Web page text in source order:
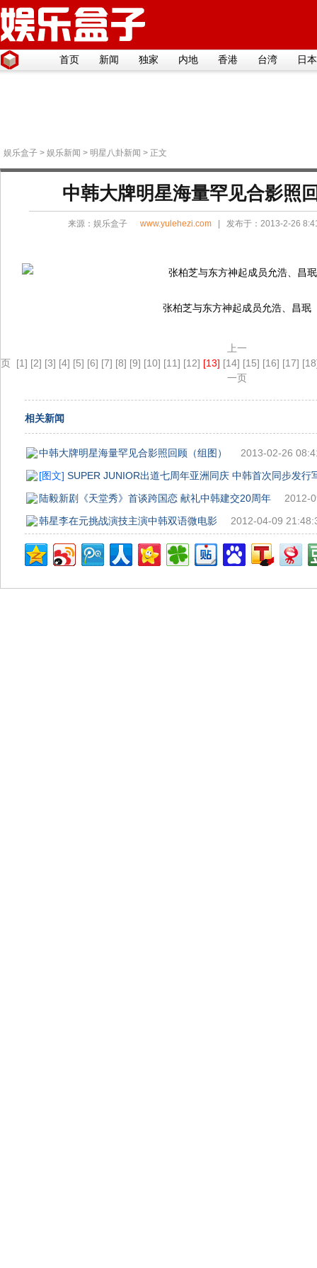
首页 新闻 独家 内地 香港 台湾 日本
娱乐盒子 > 娱乐新闻 > 明星八卦新闻 > 正文
中韩大牌明星海量罕见合影照
来源： 娱乐盒子 www.yulehezi.com | 发布于：2013-2-26
张柏芝与东方神起成员允浩、昌珉
上一
页 [1] [2] [3] [4] [5] [6] [7] [8] [9] [10] [11] [12] [13] [14] [15] [16] [17]
一页
相关新闻
中韩大牌明星海量罕见合影照回顾（组图）
2013-02-26
[图文] SUPER JUNIOR出道七周年亚洲同庆 中韩首次同步发行
陆毅新剧《天堂秀》首谈跨国恋 献礼中韩建交20周年
2012-
韩星李在元挑战演技主演中韩双语微电影
2012-04-09